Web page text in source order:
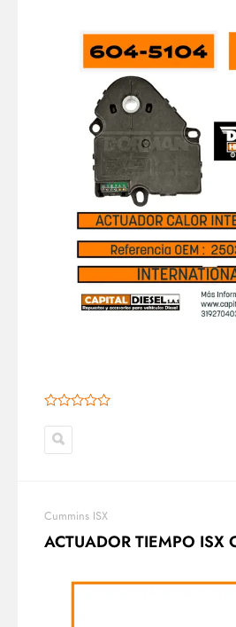
Cummins ISX
ACTUADOR TIEMPO ISX